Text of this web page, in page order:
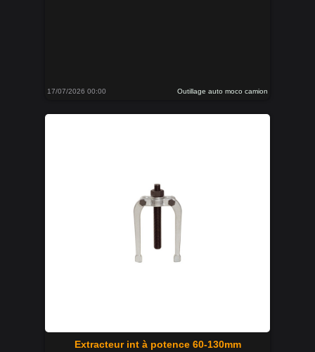
17/07/2026 00:00 Outillage auto moco camion
Extracteur int à potence 60-130mm